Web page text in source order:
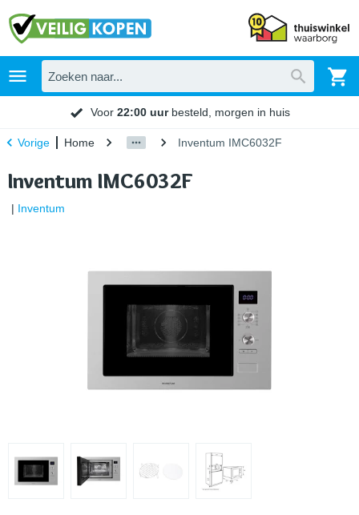
Voor 22:00 uurbesteld, morgen in huis
Vorige Home Inventum IMC6032F
Inventum IMC6032F
| Inventum